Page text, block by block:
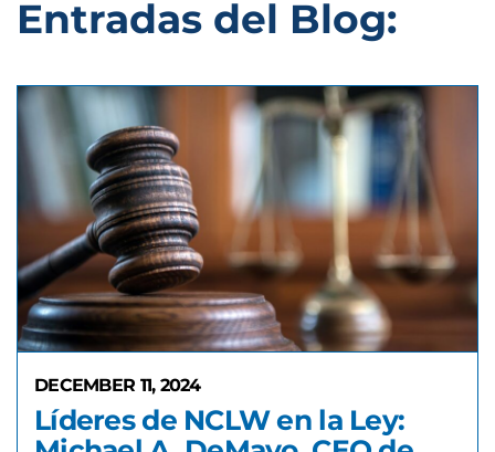
Entradas del Blog:
DECEMBER 11, 2024
Líderes de NCLW en la Ley: